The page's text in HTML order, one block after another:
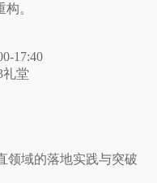
。
17:40
礼堂
领域的落地实践与突破